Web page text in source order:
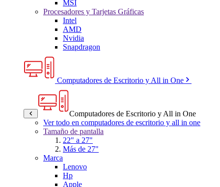
MSI
Procesadores y Tarjetas Gráficas
Intel
AMD
Nvidia
Snapdragon
Computadores de Escritorio y All in One
Computadores de Escritorio y All in One
Ver todo en computadores de escritorio y all in one
Tamaño de pantalla
22" a 27"
Más de 27"
Marca
Lenovo
Hp
Apple